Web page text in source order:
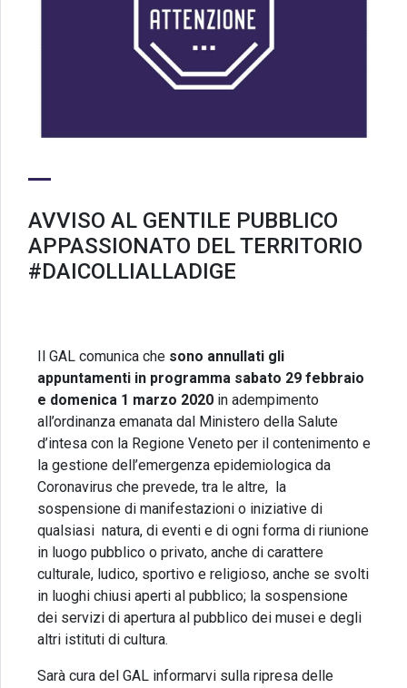
AVVISO AL GENTILE PUBBLICO
APPASSIONATO DEL TERRITORIO
#DAICOLLIALLADIGE
Il GAL comunica che sono annullati gli
appuntamenti in programma sabato 29 febbraio
e domenica 1 marzo 2020 in adempimento
all’ordinanza emanata dal Ministero della Salute
d’intesa con la Regione Veneto per il contenimento e
la gestione dell’emergenza epidemiologica da
Coronavirus che prevede, tra le altre, la
sospensione di manifestazioni o iniziative di
qualsiasi natura, di eventi e di ogni forma di riunione
in luogo pubblico o privato, anche di carattere
culturale, ludico, sportivo e religioso, anche se svolti
in luoghi chiusi aperti al pubblico; la sospensione
dei servizi di apertura al pubblico dei musei e degli
altri istituti di cultura.
Sarà cura del GAL informarvi sulla ripresa delle